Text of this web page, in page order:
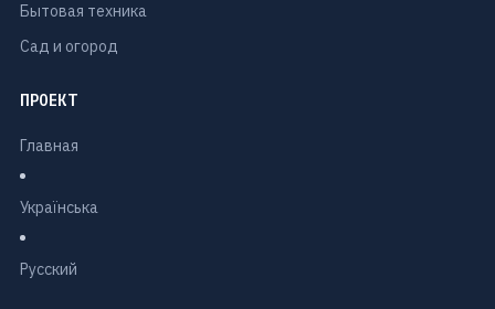
Бытовая техника
Сад и огород
ПРОЕКТ
Главная
Українська
Русский